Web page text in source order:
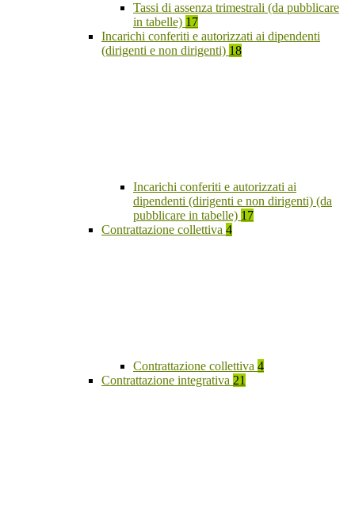
Tassi di assenza trimestrali (da pubblicare
in tabelle) 17
Incarichi conferiti e autorizzati ai dipendenti
(dirigenti e non dirigenti) 18
Incarichi conferiti e autorizzati ai
dipendenti (dirigenti e non dirigenti) (da
pubblicare in tabelle) 17
Contrattazione collettiva 4
Contrattazione collettiva 4
Contrattazione integrativa 21